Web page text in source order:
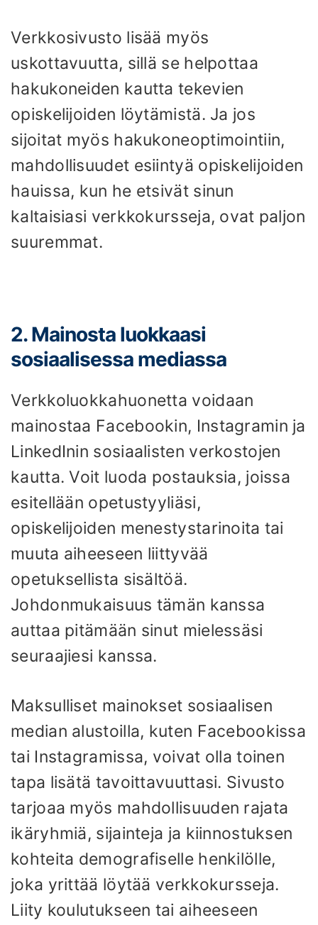
Verkkosivusto lisää myös
uskottavuutta, sillä se helpottaa
hakukoneiden kautta tekevien
opiskelijoiden löytämistä. Ja jos
sijoitat myös hakukoneoptimointiin,
mahdollisuudet esiintyä opiskelijoiden
hauissa, kun he etsivät sinun
kaltaisiasi verkkokursseja, ovat paljon
suuremmat.
2. Mainosta luokkaasi
sosiaalisessa mediassa
Verkkoluokkahuonetta voidaan
mainostaa Facebookin, Instagramin ja
LinkedInin sosiaalisten verkostojen
kautta. Voit luoda postauksia, joissa
esitellään opetustyyliäsi,
opiskelijoiden menestystarinoita tai
muuta aiheeseen liittyvää
opetuksellista sisältöä.
Johdonmukaisuus tämän kanssa
auttaa pitämään sinut mielessäsi
seuraajiesi kanssa.
Maksulliset mainokset sosiaalisen
median alustoilla, kuten Facebookissa
tai Instagramissa, voivat olla toinen
tapa lisätä tavoittavuuttasi. Sivusto
tarjoaa myös mahdollisuuden rajata
ikäryhmiä, sijainteja ja kiinnostuksen
kohteita demografiselle henkilölle,
joka yrittää löytää verkkokursseja.
Liity koulutukseen tai aiheeseen